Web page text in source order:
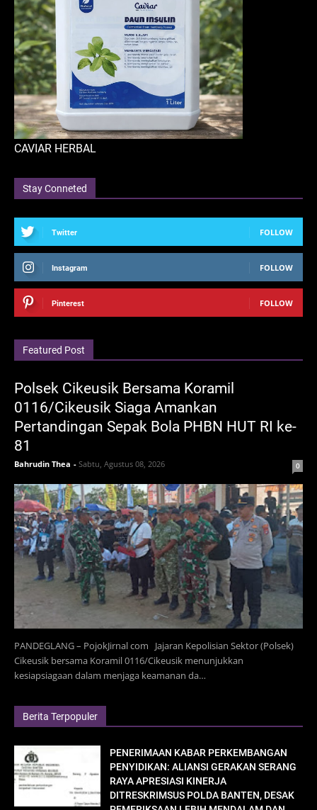
CAVIAR HERBAL
Stay Conneted
Twitter FOLLOW
Instagram FOLLOW
Pinterest FOLLOW
Featured Post
Polsek Cikeusik Bersama Koramil
0116/Cikeusik Siaga Amankan
Pertandingan Sepak Bola PHBN HUT RI ke-
81
Bahrudin Thea - Sabtu, Agustus 08, 2026 0
PANDEGLANG – PojokJirnal com Jajaran Kepolisian Sektor (Polsek)
Cikeusik bersama Koramil 0116/Cikeusik menunjukkan
kesiapsiagaan dalam menjaga keamanan da…
Berita Terpopuler
PENERIMAAN KABAR PERKEMBANGAN
PENYIDIKAN: ALIANSI GERAKAN SERANG
RAYA APRESIASI KINERJA
DITRESKRIMSUS POLDA BANTEN, DESAK